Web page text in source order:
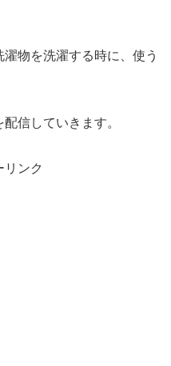
物を洗濯する時に、使う
信していきます。
リンク